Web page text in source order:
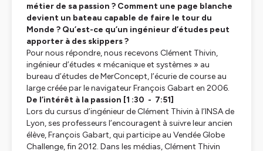
métier de sa passion ? Comment une page blanche
devient un bateau capable de faire le tour du
Monde ? Qu’est-ce qu’un ingénieur d’études peut
apporter à des skippers ?
Pour nous répondre, nous recevons Clément Thivin,
ingénieur d’études « mécanique et systèmes » au
bureau d’études de MerConcept, l’écurie de course au
large créée par le navigateur François Gabart en 2006.
De l’intérêt à la passion [1 :30 - 7:51]
Lors du cursus d’ingénieur de Clément Thivin à l’INSA de
Lyon, ses professeurs l’encouragent à suivre leur ancien
élève, François Gabart, qui participe au Vendée Globe
Challenge, fin 2012. Dans les médias, Clément Thivin